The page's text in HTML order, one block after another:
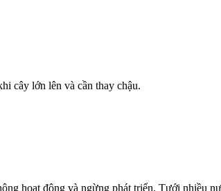
cây lớn lên và cần thay chậu.
hoạt động và ngừng phát triển. Tưới nhiều